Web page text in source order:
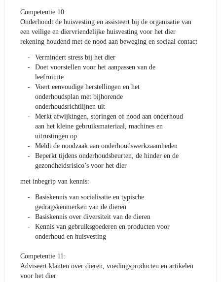
Competentie 10:
Onderhoudt de huisvesting en assisteert bij de organisatie van
een veilige en diervriendelijke huisvesting voor het dier
rekening houdend met de nood aan beweging en sociaal contact
Vermindert stress bij het dier
Doet voorstellen voor het aanpassen van de
leefruimte
Voert eenvoudige herstellingen en het
onderhoudsplan met bijhorende
onderhoudsrichtlijnen uit
Merkt afwijkingen, storingen of nood aan onderhoud
aan het kleine gebruiksmateriaal, machines en
uitrustingen op
Meldt de noodzaak aan onderhoudswerkzaamheden
Beperkt tijdens onderhoudsbeurten, de hinder en de
gezondheidsrisico’s voor het dier
met inbegrip van kennis:
Basiskennis van socialisatie en typische
gedragskenmerken van de dieren
Basiskennis over diversiteit van de dieren
Kennis van gebruiksgoederen en producten voor
onderhoud en huisvesting
Competentie 11:
Adviseert klanten over dieren, voedingsproducten en artikelen
voor het dier